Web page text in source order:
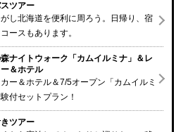
ツアー
し北海道を便利に周ろう。日帰り、宿
ースもあります。
ナイトウォーク「カムイルミナ」＆レ
＆ホテル
ー＆ホテル＆7/5オープン「カムイルミ
付セットプラン！
ツアー